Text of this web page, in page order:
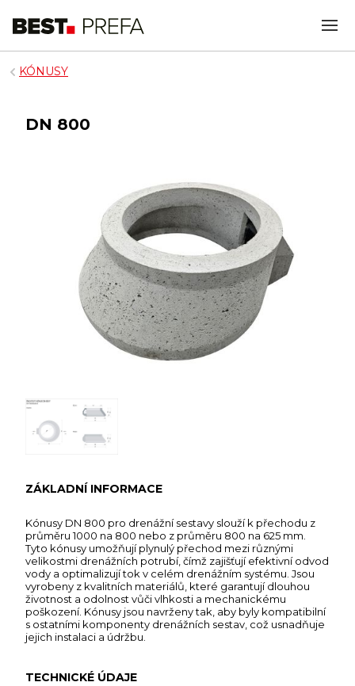
KÓNUSY
DN 800
ZÁKLADNÍ INFORMACE
Kónusy DN 800 pro drenážní sestavy slouží k přechodu z
průměru 1000 na 800 nebo z průměru 800 na 625 mm.
Tyto kónusy umožňují plynulý přechod mezi různými
velikostmi drenážních potrubí, čímž zajišťují efektivní odvod
vody a optimalizují tok v celém drenážním systému. Jsou
vyrobeny z kvalitních materiálů, které garantují dlouhou
životnost a odolnost vůči vlhkosti a mechanickému
poškození. Kónusy jsou navrženy tak, aby byly kompatibilní
s ostatními komponenty drenážních sestav, což usnadňuje
jejich instalaci a údržbu.
TECHNICKÉ ÚDAJE